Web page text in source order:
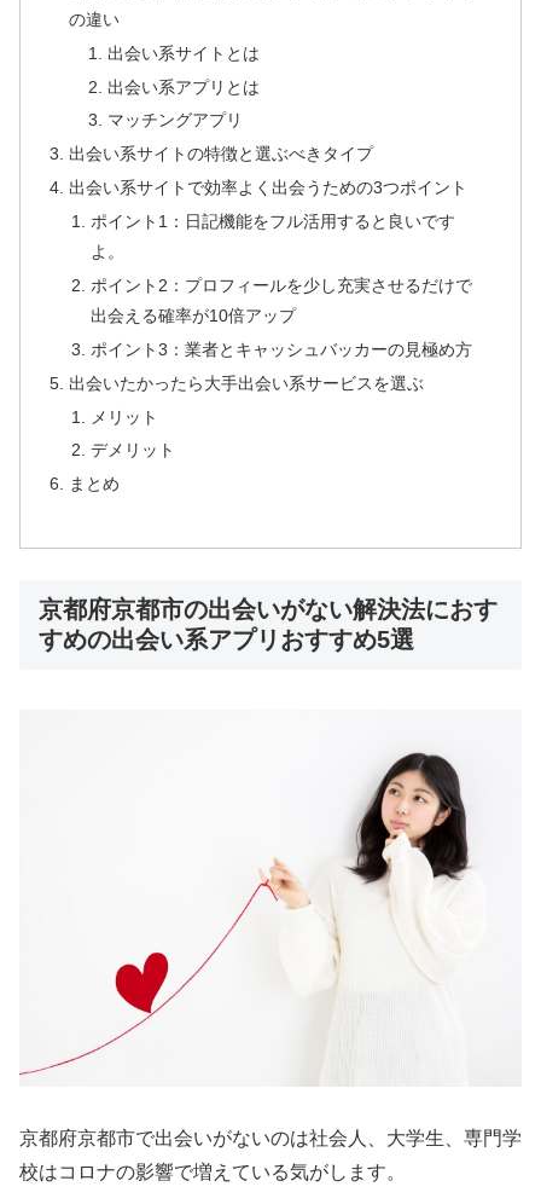
の違い
出会い系サイトとは
出会い系アプリとは
マッチングアプリ
出会い系サイトの特徴と選ぶべきタイプ
出会い系サイトで効率よく出会うための3つポイント
ポイント1：日記機能をフル活用すると良いです
よ。
ポイント2：プロフィールを少し充実させるだけで
出会える確率が10倍アップ
ポイント3：業者とキャッシュバッカーの見極め方
出会いたかったら大手出会い系サービスを選ぶ
メリット
デメリット
まとめ
京都府京都市の出会いがない解決法におす
すめの出会い系アプリおすすめ5選
京都府京都市で出会いがないのは社会人、大学生、専門学
校はコロナの影響で増えている気がします。